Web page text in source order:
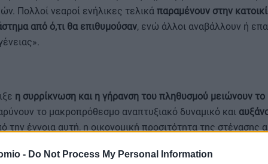
- Do Not Process My Personal Information
Πολλοί νεαροί ενήλικες τελικά παραμένουν στην
από ό,τι θα επιθυμούσαν, ενώ άλλοι αναβάλλουν ή
η συρρίκνωση και η γήρανση του πληθυσμού μειώνουν
το μακροπρόθεσμο αναπτυξιακό δυναμικό και
την έννοια αυτή, η οικονομική προσιτότητα της στέγασης
και την οικονομική ανθεκτικότητα.